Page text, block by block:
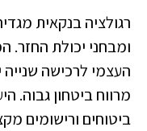
רגולציה בנקאית
ומבחני יכולת החזר.
העצמי לרכישה שנייה
מרווח ביטחון גבוה.
ביטוחים ורישומים